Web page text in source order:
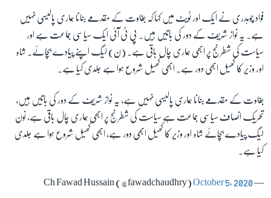
فواد چوہدری نے ایک اور ٹویٹ میں کہا کہ بغاوت کے مقدمے بنانا ہماری پالیسی نہیں
ہے۔ یہ نواز شریف کے دور کی باتیں ہیں۔ پی ٹی آئی ایک سیاسی جماعت ہے اور
سیاست کی شطرنج پر ابھی ہماری چال باقی ہے۔ (ن) لیگ اپنے پیادے بچائے۔ شاہ
اور وزیر کا کھیل ابھی دور ہے۔ ابھی کھیل شروع ہوا ہے جلدی کیا ہے۔
بغاوت کے مقدمے بنانا ہماری پالیسی نہیں ہے، یہ نواز شریف کے دور کی باتیں ہیں،
تحریک انصاف سیاسی جماعت ہے سیاست کی شطرنج پر ابھی ہماری چال باقی ہے، نون
لیگ پیادے بچائے شاہ اور وزیر کا کھیل ابھی دور ہے، ابھی کھیل شروع ہوا ہے جلدی
کیا ہے۔
— Ch Fawad Hussain (@fawadchaudhry)
October 5, 2020